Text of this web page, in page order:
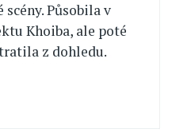
Působila v
Khoiba, ale poté
z dohledu.